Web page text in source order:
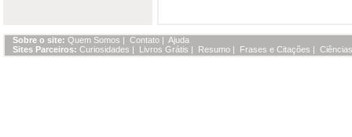
Sobre o site: Quem Somos | Contato | Ajuda
Sites Parceiros: Curiosidades | Livros Grátis | Resumo | Frases e Citações |